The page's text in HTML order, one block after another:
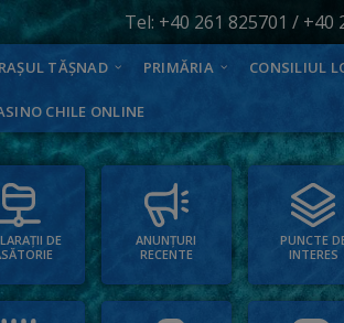
Tel: +40 261 825701 / +40
TĂȘNAD PRIMĂRIA CONSILIUL
CHILE ONLINE
DE
ANUNȚURI
RECENTE
PUNCTE
INTERES